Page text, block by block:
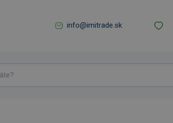
info@imitrade.sk